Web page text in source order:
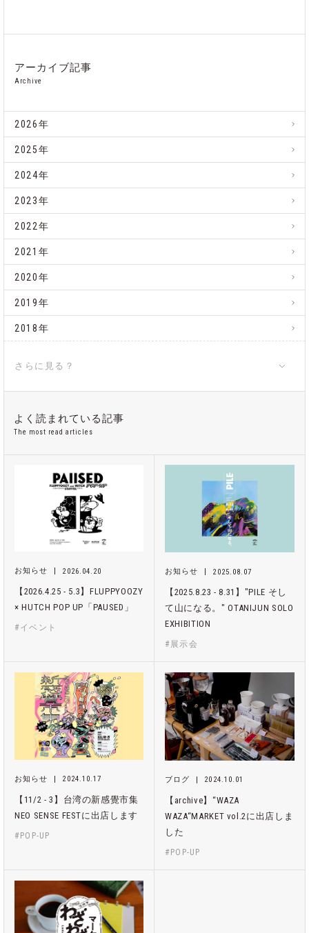
アーカイブ記事
Archive
2026年
2025年
2024年
2023年
2022年
2021年
2020年
2019年
2018年
さらに見る？
よく読まれている記事
The most read articles
お知らせ 2026.04.20
【2026.4.25 - 5.3】FLUPPYOOZY
× HUTCH POP UP「PAUSED」
#イベント
お知らせ 2025.08.07
【2025.8.23 - 8.31】"PILE そし
て山になる。" OTANIJUN SOLO
EXHIBITION
#展示会
お知らせ 2024.10.17
【11/2 - 3】台湾の新感覺市集
NEO SENSE FESTに出店します
#POP-UP
ブログ 2024.10.01
【archive】“WAZA
WAZA“MARKET vol.2に出店しま
した
#POP-UP